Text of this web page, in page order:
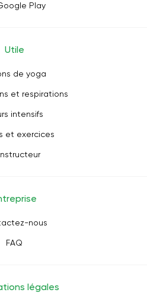
Play
Utile
de yoga
et respirations
intensifs
et exercices
nous
FAQ
légales